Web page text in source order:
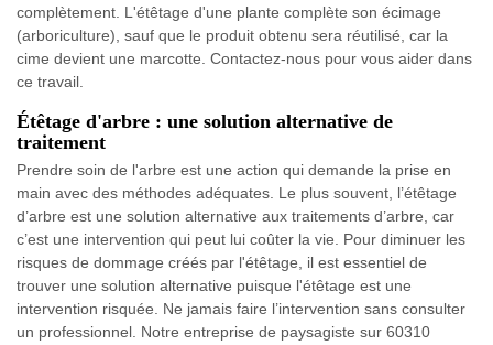
complètement. L'étêtage d'une plante complète son écimage
(arboriculture), sauf que le produit obtenu sera réutilisé, car la
cime devient une marcotte. Contactez-nous pour vous aider dans
ce travail.
Étêtage d'arbre : une solution alternative de
traitement
Prendre soin de l'arbre est une action qui demande la prise en
main avec des méthodes adéquates. Le plus souvent, l’étêtage
d’arbre est une solution alternative aux traitements d’arbre, car
c’est une intervention qui peut lui coûter la vie. Pour diminuer les
risques de dommage créés par l'étêtage, il est essentiel de
trouver une solution alternative puisque l'étêtage est une
intervention risquée. Ne jamais faire l’intervention sans consulter
un professionnel. Notre entreprise de paysagiste sur 60310